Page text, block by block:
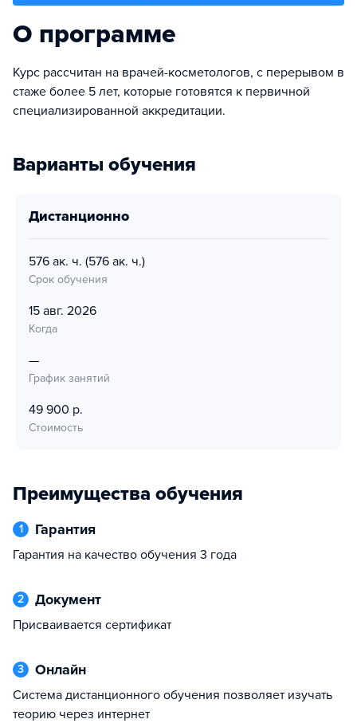
О программе
Курс рассчитан на врачей-косметологов, с перерывом в
стаже более 5 лет, которые готовятся к первичной
специализированной аккредитации.
Варианты обучения
дистанционно
576 ак. ч. (576 ак. ч.)
Срок обучения
15 авг. 2026
Когда
—
График занятий
49 900 р.
Стоимость
Преимущества обучения
1 Гарантия
Гарантия на качество обучения 3 года
2 Документ
Присваивается сертификат
3 Онлайн
Система дистанционного обучения позволяет изучать
теорию через интернет